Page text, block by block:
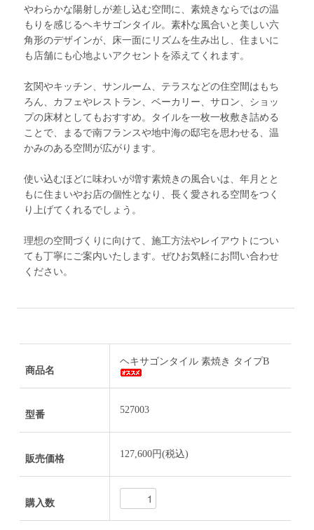
やわらかな陽射しが差し込む空間に、素焼きならではの温
もりを感じるヘキサゴンタイル。素朴な風合いと美しい六
角形のデザインが、床一面にリズムを生み出し、住まいに
も店舗にも心地よいアクセントを添えてくれます。
玄関やキッチン、サンルーム、テラスなどの住空間はもち
ろん、カフェやレストラン、ベーカリー、サロン、ショッ
プの床材としてもおすすめ。タイルを一枚一枚敷き詰める
ことで、まるで南フランスや地中海の邸宅を思わせる、温
かみのある空間が広がります。
使い込むほどに味わいが増す素焼きの風合いは、年月とと
もに住まいやお店の個性となり、長く愛される空間をつく
り上げてくれるでしょう。
理想の空間づくりに向けて、施工方法やレイアウトについ
ても丁寧にご案内いたします。ぜひお気軽にお問い合わせ
ください。
商品名
ヘキサゴンタイル 素焼き タイプB
型番 527003
販売価格 127,600円(税込)
購入数